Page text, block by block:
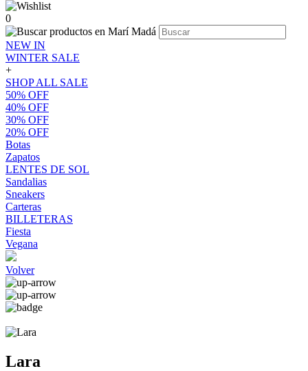
0
NEW IN
WINTER SALE
+
SHOP ALL SALE
50% OFF
40% OFF
30% OFF
20% OFF
Botas
Zapatos
LENTES DE SOL
Sandalias
Sneakers
Carteras
BILLETERAS
Fiesta
Vegana
Volver
Lara